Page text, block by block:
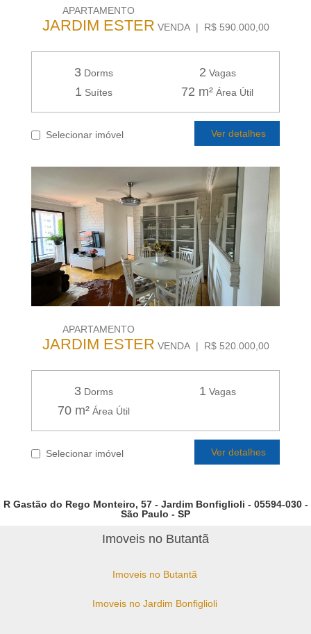
APARTAMENTO
JARDIM ESTER VENDA | R$ 590.000,00
3 Dorms 2 Vagas
1 Suítes 72 m² Área Útil
Selecionar imóvel Ver detalhes
APARTAMENTO
JARDIM ESTER VENDA | R$ 520.000,00
3 Dorms 1 Vagas
70 m² Área Útil
Selecionar imóvel Ver detalhes
R Gastão do Rego Monteiro, 57 - Jardim Bonfiglioli - 05594-030 -
São Paulo - SP
Imoveis no Butantã
Imoveis no Butantã
Imoveis no Jardim Bonfiglioli